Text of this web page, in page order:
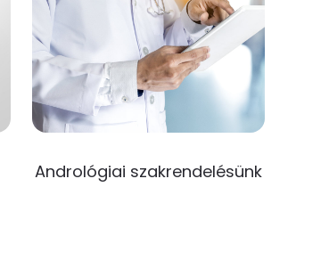
Andrológiai szakrendelésünk